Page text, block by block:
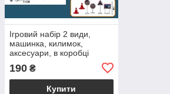
Ігровий набір 2 види,
машинка, килимок,
аксесуари, в коробці
190 ₴
Купити